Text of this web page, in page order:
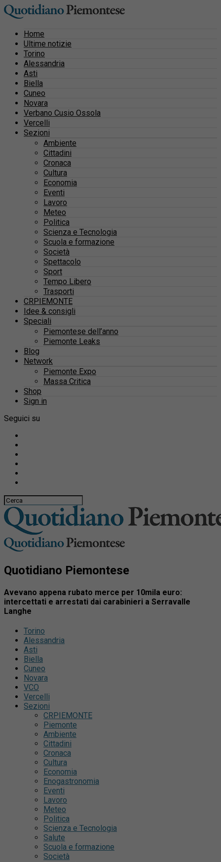
Home
Ultime notizie
Torino
Alessandria
Asti
Biella
Cuneo
Novara
Verbano Cusio Ossola
Vercelli
Sezioni
Ambiente
Cittadini
Cronaca
Cultura
Economia
Eventi
Lavoro
Meteo
Politica
Scienza e Tecnologia
Scuola e formazione
Società
Spettacolo
Sport
Tempo Libero
Trasporti
CRPIEMONTE
Idee & consigli
Speciali
Piemontese dell’anno
Piemonte Leaks
Blog
Network
Piemonte Expo
Massa Critica
Shop
Sign in
Seguici su
Quotidiano Piemontese
Avevano appena rubato merce per 10mila euro:
intercettati e arrestati dai carabinieri a Serravalle
Langhe
Torino
Alessandria
Asti
Biella
Cuneo
Novara
VCO
Vercelli
Sezioni
CRPIEMONTE
Piemonte
Ambiente
Cittadini
Cronaca
Cultura
Economia
Enogastronomia
Eventi
Lavoro
Meteo
Politica
Scienza e Tecnologia
Salute
Scuola e formazione
Società